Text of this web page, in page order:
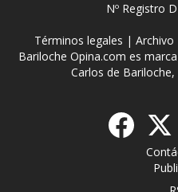
Nº Registro
Términos legales | Archivo
Bariloche Opina.com es
Carlos de